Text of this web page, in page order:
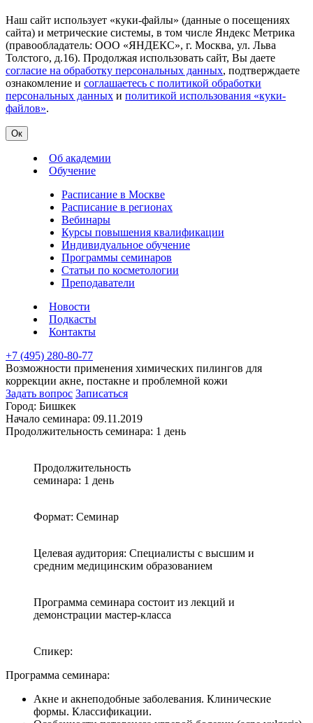
Наш сайт использует «куки-файлы» (данные о посещениях
сайта) и метрические системы, в том числе Яндекс Метрика
(правообладатель: ООО «ЯНДЕКС», г. Москва, ул. Льва
Толстого, д.16). Продолжая использовать сайт, Вы даете
согласие на обработку персональных данных, подтверждаете
ознакомление и соглашаетесь с политикой обработки
персональных данных и политикой использования «куки-
файлов».
Ок
Об академии
Обучение
Расписание в Москве
Расписание в регионах
Вебинары
Курсы повышения квалификации
Индивидуальное обучение
Программы семинаров
Статьи по косметологии
Преподаватели
Новости
Подкасты
Контакты
+7 (495) 280-80-77
Возможности применения химических пилингов для
коррекции акне, постакне и проблемной кожи
Задать вопрос Записаться
Город: Бишкек
Начало семинара: 09.11.2019
Продолжительность семинара: 1 день
Продолжительность
семинара: 1 день
Формат: Семинар
Целевая аудитория: Специалисты с высшим и
средним медицинским образованием
Программа семинара состоит из лекций и
демонстрации мастер-класса
Спикер:
Программа семинара:
Акне и акнеподобные заболевания. Клинические
формы. Классификации.